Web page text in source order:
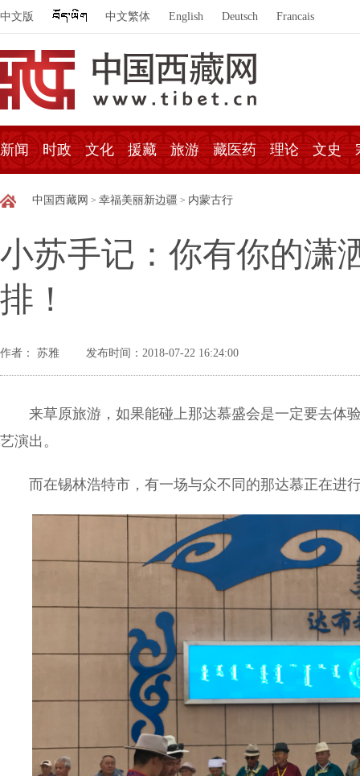
中文版 中文繁体 English Deutsch Francais
新闻 时政 文化 援藏 旅游 藏医药 理论 文史
中国西藏网 > 幸福美丽新边疆 > 内蒙古行
小苏手记：你有你的潇
排！
作者： 苏雅 发布时间：2018-07-22 16:24:00
来草原旅游，如果能碰上那达慕盛会是一定要去体
艺演出。
而在锡林浩特市，有一场与众不同的那达慕正在进